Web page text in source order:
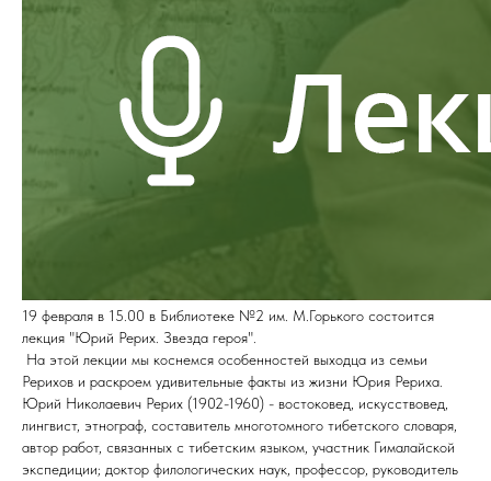
19 февраля в 15.00 в Библиотеке №2 им. М.Горького состоится
лекция "Юрий Рерих. Звезда героя".
На этой лекции мы коснемся особенностей выходца из семьи
Рерихов и раскроем удивительные факты из жизни Юрия Рериха.
Юрий Николаевич Рерих (1902-1960) - востоковед, искусствовед,
лингвист, этнограф, составитель многотомного тибетского словаря,
автор работ, связанных с тибетским языком, участник Гималайской
экспедиции; доктор филологических наук, профессор, руководитель